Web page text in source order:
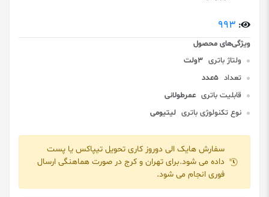
:
993
ولتاژ باتری 3ولت
تعداد 5عدد
قابلیت باتری عمرطولانی
نوع تکنولوژی باتری لیتیومی
سفارش هایک الی دوروز کاری تحویل تیپاکس یا پست
داده می شود.برای تهران و کرج در صورت هماهنگی ارسال
فوری انجام می شود.